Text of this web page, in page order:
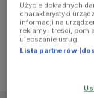
more
information)
Użycie dokładnych
charakterystyki
informacji na
reklamy i treści,
ulepszanie usług.
Lista partnerów